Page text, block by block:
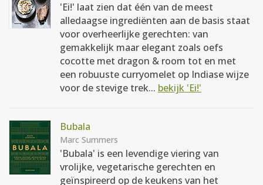
'Ei!' laat zien dat één van de meest
alledaagse ingrediënten aan de basis staat
voor overheerlijke gerechten: van
gemakkelijk maar elegant zoals oefs
cocotte met dragon & room tot en met
een robuuste curryomelet op Indiase wijze
voor de stevige trek... bekijk 'Ei!'
Bubala
Marc Summers
'Bubala' is een levendige viering van
vrolijke, vegetarische gerechten en
geïnspireerd op de keukens van het